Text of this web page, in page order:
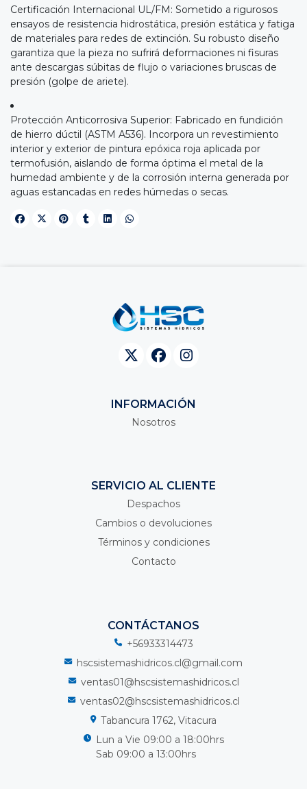
Certificación Internacional UL/FM: Sometido a rigurosos
ensayos de resistencia hidrostática, presión estática y fatiga
de materiales para redes de extinción. Su robusto diseño
garantiza que la pieza no sufrirá deformaciones ni fisuras
ante descargas súbitas de flujo o variaciones bruscas de
presión (golpe de ariete).
Protección Anticorrosiva Superior: Fabricado en fundición
de hierro dúctil (ASTM A536). Incorpora un revestimiento
interior y exterior de pintura epóxica roja aplicada por
termofusión, aislando de forma óptima el metal de la
humedad ambiente y de la corrosión interna generada por
aguas estancadas en redes húmedas o secas.
INFORMACIÓN
Nosotros
SERVICIO AL CLIENTE
Despachos
Cambios o devoluciones
Términos y condiciones
Contacto
CONTÁCTANOS
+56933314473
hscsistemashidricos.cl@gmail.com
ventas01@hscsistemashidricos.cl
ventas02@hscsistemashidricos.cl
Tabancura 1762, Vitacura
Lun a Vie 09:00 a 18:00hrs
Sab 09:00 a 13:00hrs